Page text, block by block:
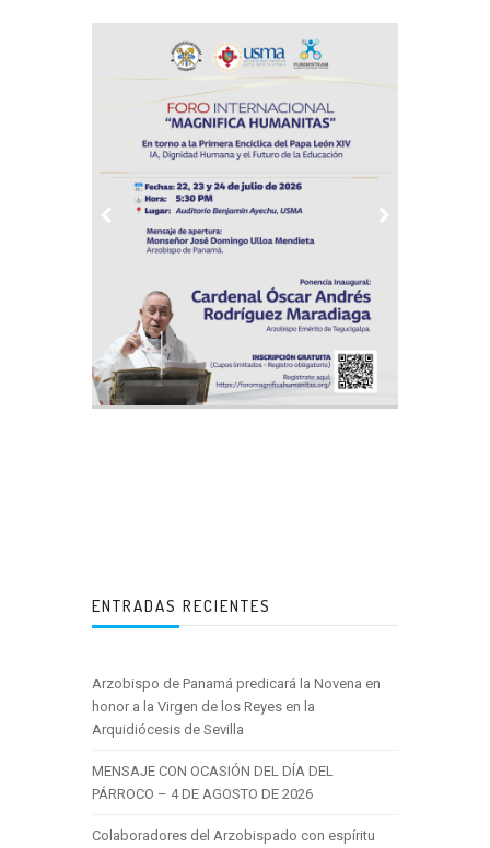
ENTRADAS RECIENTES
Arzobispo de Panamá predicará la Novena en
honor a la Virgen de los Reyes en la
Arquidiócesis de Sevilla
MENSAJE CON OCASIÓN DEL DÍA DEL
PÁRROCO – 4 DE AGOSTO DE 2026
Colaboradores del Arzobispado con espíritu